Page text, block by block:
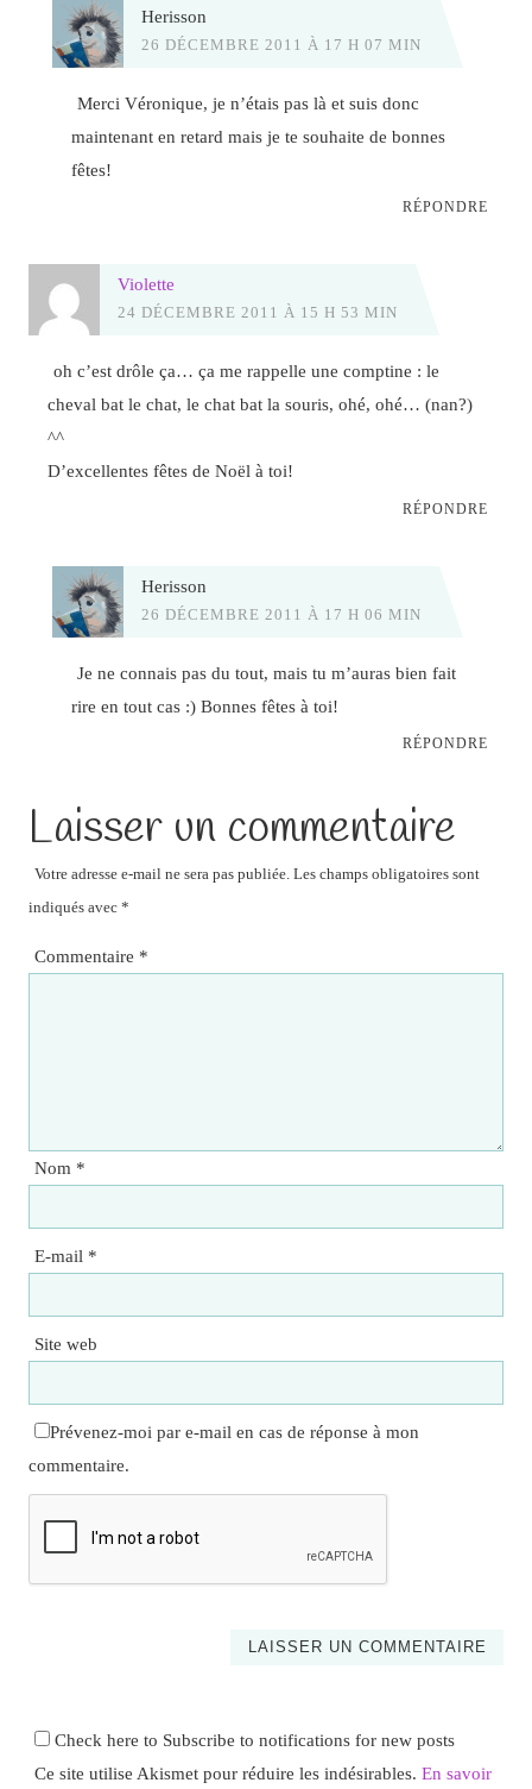
Herisson
26 DÉCEMBRE 2011 À 17 H 07 MIN
Merci Véronique, je n’étais pas là et suis donc
maintenant en retard mais je te souhaite de bonnes
fêtes!
RÉPONDRE
Violette
24 DÉCEMBRE 2011 À 15 H 53 MIN
oh c’est drôle ça… ça me rappelle une comptine : le
cheval bat le chat, le chat bat la souris, ohé, ohé… (nan?)
^^
D’excellentes fêtes de Noël à toi!
RÉPONDRE
Herisson
26 DÉCEMBRE 2011 À 17 H 06 MIN
Je ne connais pas du tout, mais tu m’auras bien fait
rire en tout cas :) Bonnes fêtes à toi!
RÉPONDRE
Laisser un commentaire
Votre adresse e-mail ne sera pas publiée. Les champs obligatoires sont
indiqués avec *
Commentaire *
Nom *
E-mail *
Site web
Prévenez-moi par e-mail en cas de réponse à mon
commentaire.
Check here to Subscribe to notifications for new posts
Ce site utilise Akismet pour réduire les indésirables. En savoir